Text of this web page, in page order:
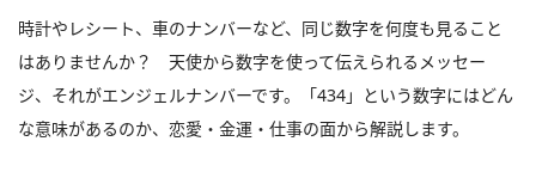
時計やレシート、車のナンバーなど、同じ数字を何度も見ること
はありませんか？ 天使から数字を使って伝えられるメッセー
ジ、それがエンジェルナンバーです。「434」という数字にはどん
な意味があるのか、恋愛・金運・仕事の面から解説します。